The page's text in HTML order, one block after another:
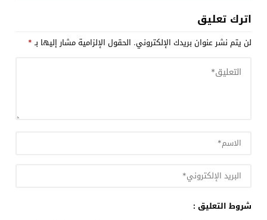
اترك تعليق
لن يتم نشر عنوان بريدك الإلكتروني. الحقول الإلزامية مشار إليها بـ*
شروط التعليق :